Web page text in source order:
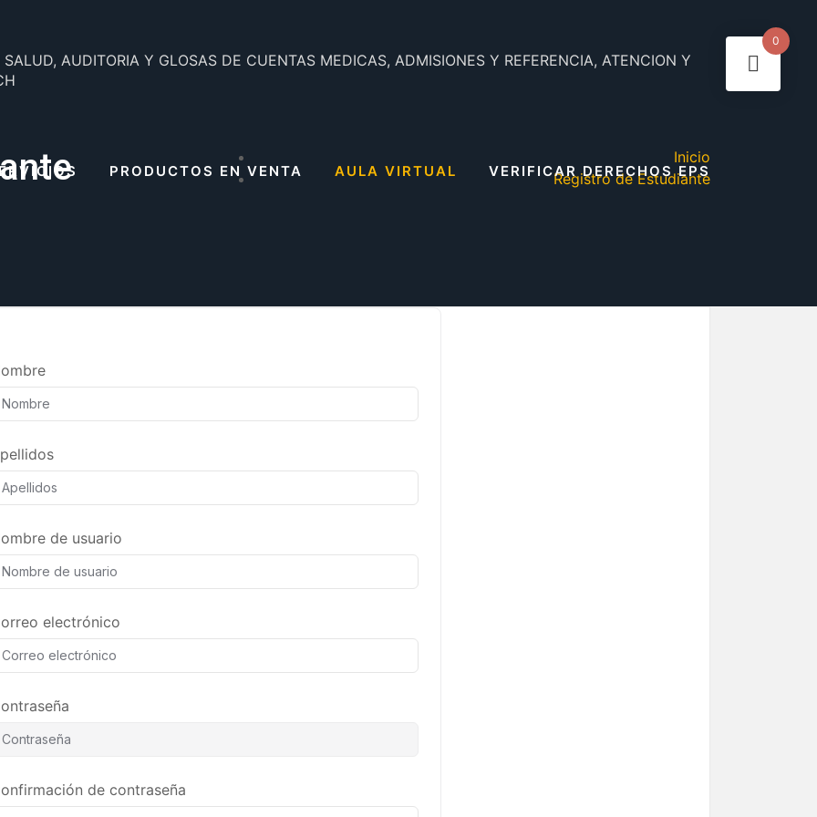
AUDITORIA Y GLOSAS DE CUENTAS MEDICAS, ADMISIONES Y REFERENCIA, ATENCION Y
PRODUCTOS EN VENTA AULA VIRTUAL VERIFICAR DERECHOS EPS
Inicio
Registro de Estudiante
de usuario
electrónico
de contraseña
0